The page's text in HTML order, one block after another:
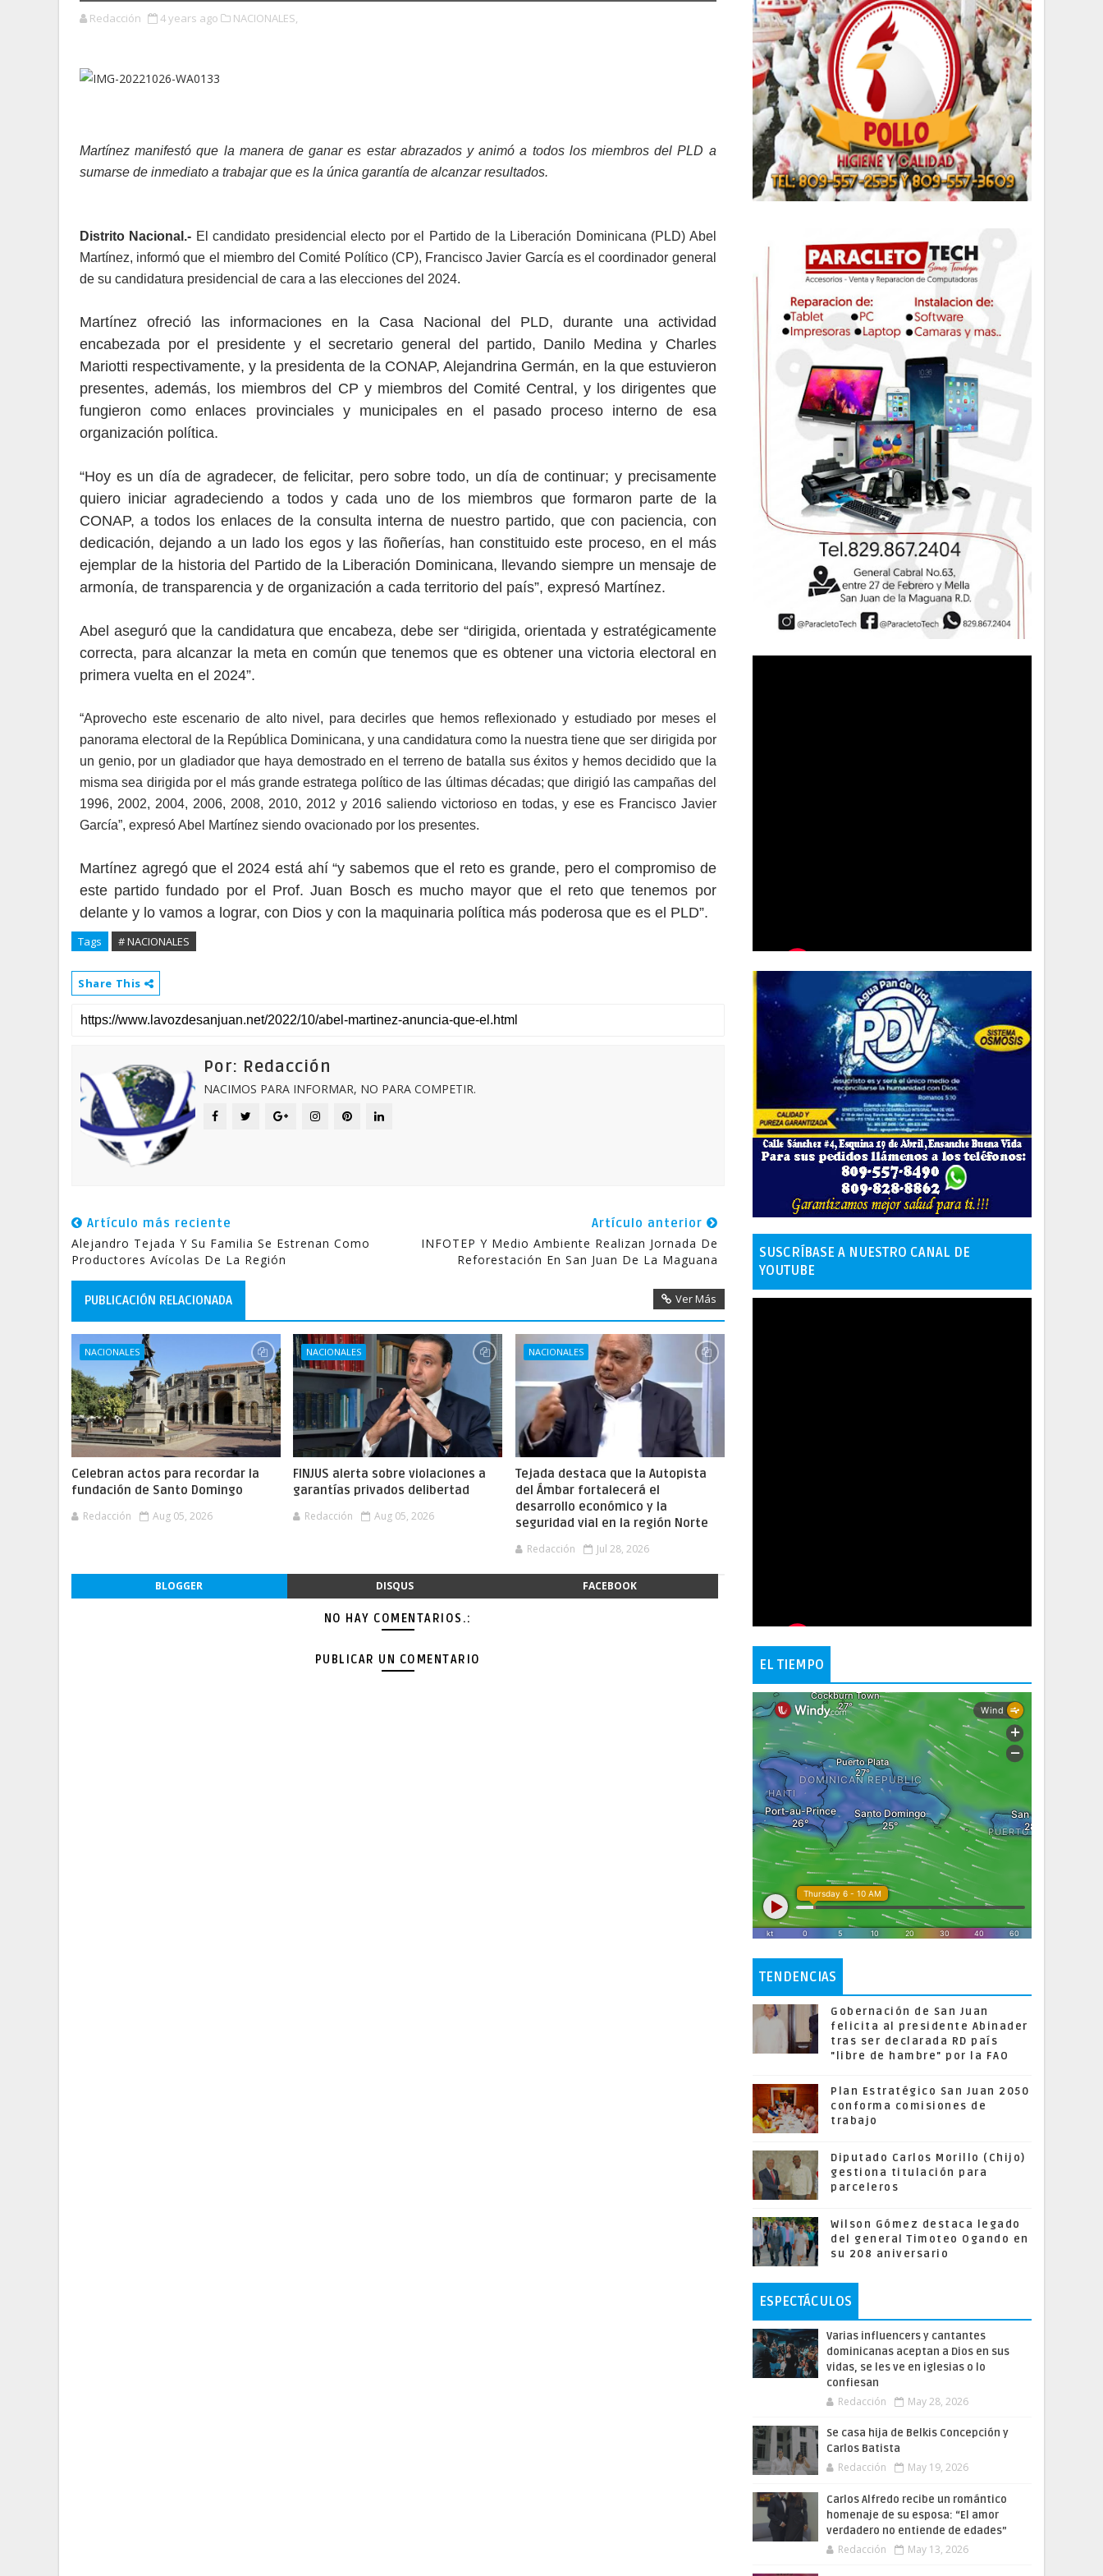
Redacción 4 years ago NACIONALES,
Martínez manifestó que la manera de ganar es estar abrazados y animó a todos los miembros del PLD a
sumarse de inmediato a trabajar que es la única garantía de alcanzar resultados.
Distrito Nacional.- El candidato presidencial electo por el Partido de la Liberación Dominicana (PLD) Abel
Martínez, informó que el miembro del Comité Político (CP), Francisco Javier García es el coordinador general
de su candidatura presidencial de cara a las elecciones del 2024.
Martínez ofreció las informaciones en la Casa Nacional del PLD, durante una actividad
encabezada por el presidente y el secretario general del partido, Danilo Medina y Charles
Mariotti respectivamente, y la presidenta de la CONAP, Alejandrina Germán, en la que estuvieron
presentes, además, los miembros del CP y miembros del Comité Central, y los dirigentes que
fungieron como enlaces provinciales y municipales en el pasado proceso interno de esa
organización política.
“Hoy es un día de agradecer, de felicitar, pero sobre todo, un día de continuar; y precisamente
quiero iniciar agradeciendo a todos y cada uno de los miembros que formaron parte de la
CONAP, a todos los enlaces de la consulta interna de nuestro partido, que con paciencia, con
dedicación, dejando a un lado los egos y las ñoñerías, han constituido este proceso, en el más
ejemplar de la historia del Partido de la Liberación Dominicana, llevando siempre un mensaje de
armonía, de transparencia y de organización a cada territorio del país”, expresó Martínez.
Abel aseguró que la candidatura que encabeza, debe ser “dirigida, orientada y estratégicamente
correcta, para alcanzar la meta en común que tenemos que es obtener una victoria electoral en
primera vuelta en el 2024”.
“Aprovecho este escenario de alto nivel, para decirles que hemos reflexionado y estudiado por meses el
panorama electoral de la República Dominicana, y una candidatura como la nuestra tiene que ser dirigida por
un genio, por un gladiador que haya demostrado en el terreno de batalla sus éxitos y hemos decidido que la
misma sea dirigida por el más grande estratega político de las últimas décadas; que dirigió las campañas del
1996, 2002, 2004, 2006, 2008, 2010, 2012 y 2016 saliendo victorioso en todas, y ese es Francisco Javier
García”, expresó Abel Martínez siendo ovacionado por los presentes.
Martínez agregó que el 2024 está ahí “y sabemos que el reto es grande, pero el compromiso de
este partido fundado por el Prof. Juan Bosch es mucho mayor que el reto que tenemos por
delante y lo vamos a lograr, con Dios y con la maquinaria política más poderosa que es el PLD”.
Tags # NACIONALES
Share This
Por: Redacción
NACIMOS PARA INFORMAR, NO PARA COMPETIR.
Artículo más reciente
Alejandro Tejada Y Su Familia Se Estrenan Como
Productores Avícolas De La Región
Artículo anterior
INFOTEP Y Medio Ambiente Realizan Jornada De
Reforestación En San Juan De La Maguana
PUBLICACIÓN RELACIONADA Ver Más
NACIONALES
Celebran actos para recordar la
fundación de Santo Domingo
Redacción Aug 05, 2026
NACIONALES
FINJUS alerta sobre violaciones a
garantías privados delibertad
Redacción Aug 05, 2026
NACIONALES
Tejada destaca que la Autopista
del Ámbar fortalecerá el
desarrollo económico y la
seguridad vial en la región Norte
Redacción Jul 28, 2026
BLOGGER DISQUS FACEBOOK
NO HAY COMENTARIOS.:
PUBLICAR UN COMENTARIO
SUSCRÍBASE A NUESTRO CANAL DE
YOUTUBE
EL TIEMPO
TENDENCIAS
Gobernación de San Juan
felicita al presidente Abinader
tras ser declarada RD país
"libre de hambre" por la FAO
Plan Estratégico San Juan 2050
conforma comisiones de
trabajo
Diputado Carlos Morillo (Chijo)
gestiona titulación para
parceleros
Wilson Gómez destaca legado
del general Timoteo Ogando en
su 208 aniversario
ESPECTÁCULOS
Varias influencers y cantantes
dominicanas aceptan a Dios en sus
vidas, se les ve en iglesias o lo
confiesan
Redacción May 28, 2026
Se casa hija de Belkis Concepción y
Carlos Batista
Redacción May 19, 2026
Carlos Alfredo recibe un romántico
homenaje de su esposa: “El amor
verdadero no entiende de edades”
Redacción May 13, 2026